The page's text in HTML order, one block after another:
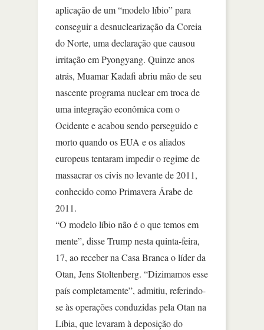
aplicação de um “modelo líbio” para
conseguir a desnuclearização da Coreia
do Norte, uma declaração que causou
irritação em Pyongyang. Quinze anos
atrás, Muamar Kadafi abriu mão de seu
nascente programa nuclear em troca de
uma integração econômica com o
Ocidente e acabou sendo perseguido e
morto quando os EUA e os aliados
europeus tentaram impedir o regime de
massacrar os civis no levante de 2011,
conhecido como Primavera Árabe de
2011.
“O modelo líbio não é o que temos em
mente”, disse Trump nesta quinta-feira,
17, ao receber na Casa Branca o líder da
Otan, Jens Stoltenberg. “Dizimamos esse
país completamente”, admitiu, referindo-
se às operações conduzidas pela Otan na
Líbia, que levaram à deposição do